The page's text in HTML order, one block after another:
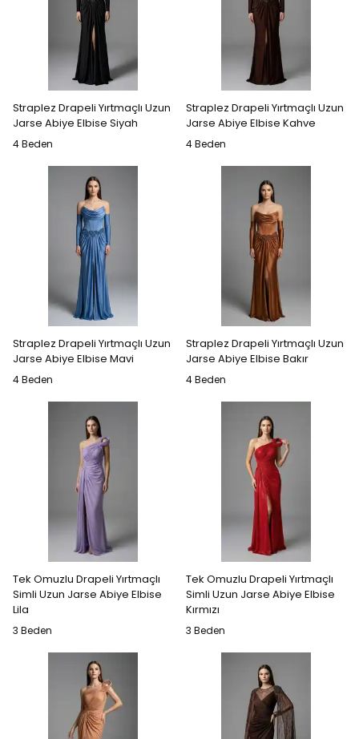
Straplez Drapeli Yırtmaçlı Uzun
Jarse Abiye Elbise Siyah
4 Beden
Straplez Drapeli Yırtmaçlı Uzun
Jarse Abiye Elbise Kahve
4 Beden
Straplez Drapeli Yırtmaçlı Uzun
Jarse Abiye Elbise Mavi
4 Beden
Straplez Drapeli Yırtmaçlı Uzun
Jarse Abiye Elbise Bakır
4 Beden
Tek Omuzlu Drapeli Yırtmaçlı
Simli Uzun Jarse Abiye Elbise
Lila
3 Beden
Tek Omuzlu Drapeli Yırtmaçlı
Simli Uzun Jarse Abiye Elbise
Kırmızı
3 Beden